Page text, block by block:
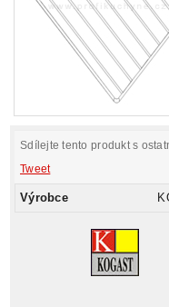
Sdílejte tento produkt s
Tweet
Výrobce